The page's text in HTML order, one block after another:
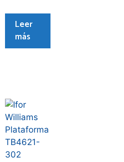
Leer
más